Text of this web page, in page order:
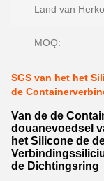
Land van
MOQ:
SGS van het het
de
Van de de
douanevoedsel
het Silicone de
de Dichtingsring